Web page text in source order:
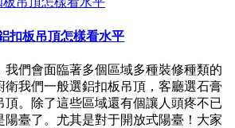
扣板吊頂怎樣看水平
我們會面臨著多個區域多種裝修種類的
衛我們一般選鋁扣板吊頂，客廳選石膏
頂。除了這些區域還有個讓人頭疼不已
陽臺了。尤其是對于開放式陽臺！大家